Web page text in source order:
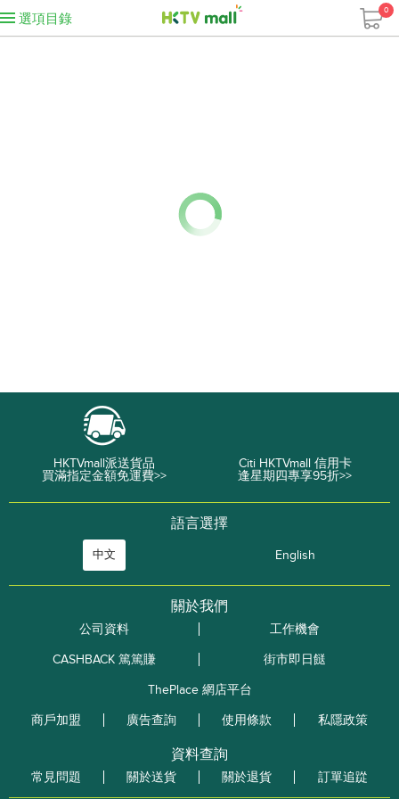
選項目錄
0
HKTVmall派送貨品
買滿指定金額免運費>>
Citi HKTVmall 信用卡
逢星期四專享95折>>
語言選擇
中文 English
關於我們
公司資料
工作機會
CASHBACK 篤篤賺
街市即日餸
ThePlace 網店平台
商戶加盟
廣告查詢 使用條款 私隱政策
資料查詢
常見問題 關於送貨 關於退貨 訂單追踨